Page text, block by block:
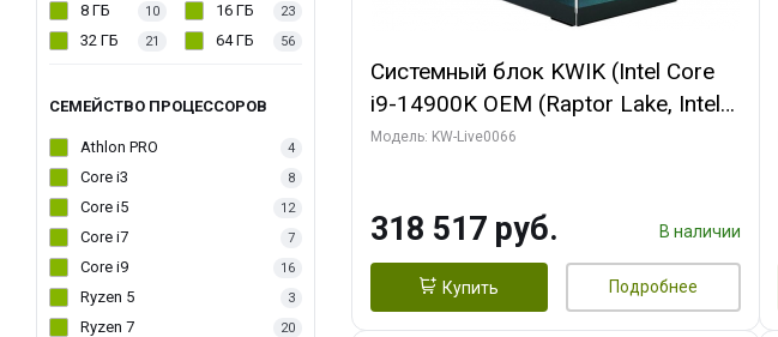
8 ГБ 10 16 ГБ 23
32 ГБ 21 64 ГБ 56
СЕМЕЙСТВО ПРОЦЕССОРОВ
Athlon PRO 4
Core i3 8
Core i5 12
Core i7 7
Core i9 16
Ryzen 5 3
Ryzen 7 20
Системный блок KWIK (Intel Core
i9-14900K OEM (Raptor Lake, Intel
7, C24 16EC/8PC/ 64 ГБ ОЗУ (2
GDDR7 256bit/ 1 ТБ SSD)
Модель: KW-Live0066
318 517 руб. В наличии
Купить Подробнее